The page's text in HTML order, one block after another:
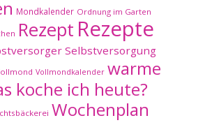
Mondkalender Ordnung im Garten
Rezept Rezepte
Selbstversorgung
Vollmondkalender warme
koche ich heute?
Wochenplan